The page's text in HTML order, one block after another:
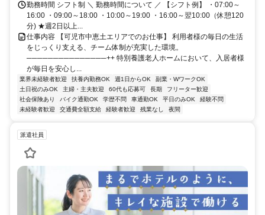
勤務時間 シフト制 ＼ 勤務時間について ／ 【シフト例】 ・07:00～
16:00 ・09:00～18:00 ・10:00～19:00 ・16:00～翌10:00（休憩120
分) ★週2日以上...
仕事内容 【可児市中恵土エリアでのお仕事】 利用者様の毎日の生活
をじっくり支える、チーム体制が充実した環境。
───────────────++ 特別養護老人ホームにおいて、入居者様
が毎日を安心し...
業界未経験者歓迎 扶養内勤務OK 週1日からOK
副業・WワークOK
土日祝のみOK
主婦・主夫歓迎 60代も応募可 長期
フリーター歓迎
社会保険あり
バイク通勤OK 学歴不問 車通勤OK 平日のみOK
経験不問
未経験者歓迎
交通費全額支給 経験者歓迎 残業なし 夜間
派遣社員